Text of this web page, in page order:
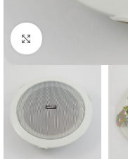
Click to enlarge